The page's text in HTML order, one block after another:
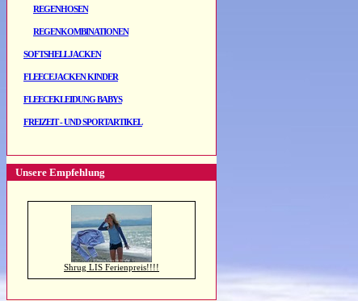
REGENHOSEN
REGENKOMBINATIONEN
SOFTSHELLJACKEN
FLEECEJACKEN KINDER
FLEECEKLEIDUNG BABYS
FREIZEIT - UND SPORTARTIKEL
Unsere Empfehlung
Shrug LIS Ferienpreis!!!!